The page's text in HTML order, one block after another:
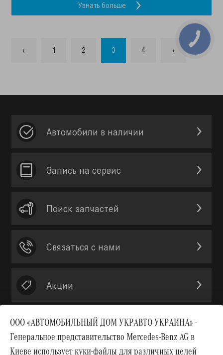
Узнать больше
‹ 1 2 3 4 ›
ООО «АВТОМОБИЛЬНЫЙ ДОМ УКРАВТО УКРАИНА» -
Генеральное представительство Mercedes-Benz AG в
Киеве использует куки-файлы для различных целей
Автомобили в наличии
Запись на сервис
Поиск запчастей
Связаться с нами
Акции